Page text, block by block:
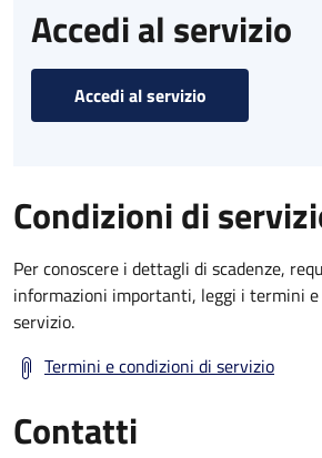
Accedi al servizio
Accedi al servizio
Condizioni di
Per conoscere i dettagli di scadenze,
informazioni importanti, leggi i termini e
servizio.
Termini e condizioni di servizio
Contatti